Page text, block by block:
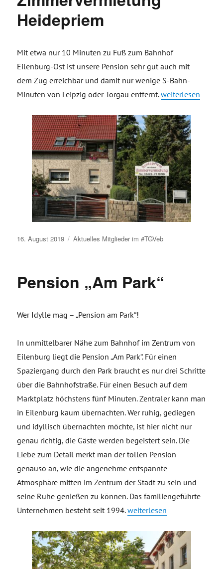
Heidepriem
Mit etwa nur 10 Minuten zu Fuß zum Bahnhof
Eilenburg-Ost ist unsere Pension sehr gut auch mit
dem Zug erreichbar und damit nur wenige S-Bahn-
Minuten von Leipzig oder Torgau entfernt.weiterlesen
Veröffentlicht
16. August 2019 Aktuelles Mitglieder im #TGVeb
Pension „Am Park“
Wer Idylle mag – „Pension am Park“!
In unmittelbarer Nähe zum Bahnhof im Zentrum von
Eilenburg liegt die Pension „Am Park“. Für einen
Spaziergang durch den Park braucht es nur drei Schritte
über die Bahnhofstraße. Für einen Besuch auf dem
Marktplatz höchstens fünf Minuten. Zentraler kann man
in Eilenburg kaum übernachten. Wer ruhig, gediegen
und idyllisch übernachten möchte, ist hier nicht nur
genau richtig, die Gäste werden begeistert sein. Die
Liebe zum Detail merkt man der tollen Pension
genauso an, wie die angenehme entspannte
Atmosphäre mitten im Zentrum der Stadt zu sein und
seine Ruhe genießen zu können. Das familiengeführte
Unternehmen besteht seit 1994.„Pension „Am Park““
weiterlesen